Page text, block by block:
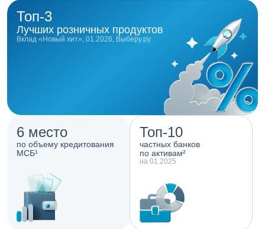
Топ-3
Лучших розничных продуктов
Вклад «Новый хит», 01.2026, Выберу.ру
6 место
по объему кредитования
МСБ¹
Топ-10
частных банков
по активам²
на 01.2025